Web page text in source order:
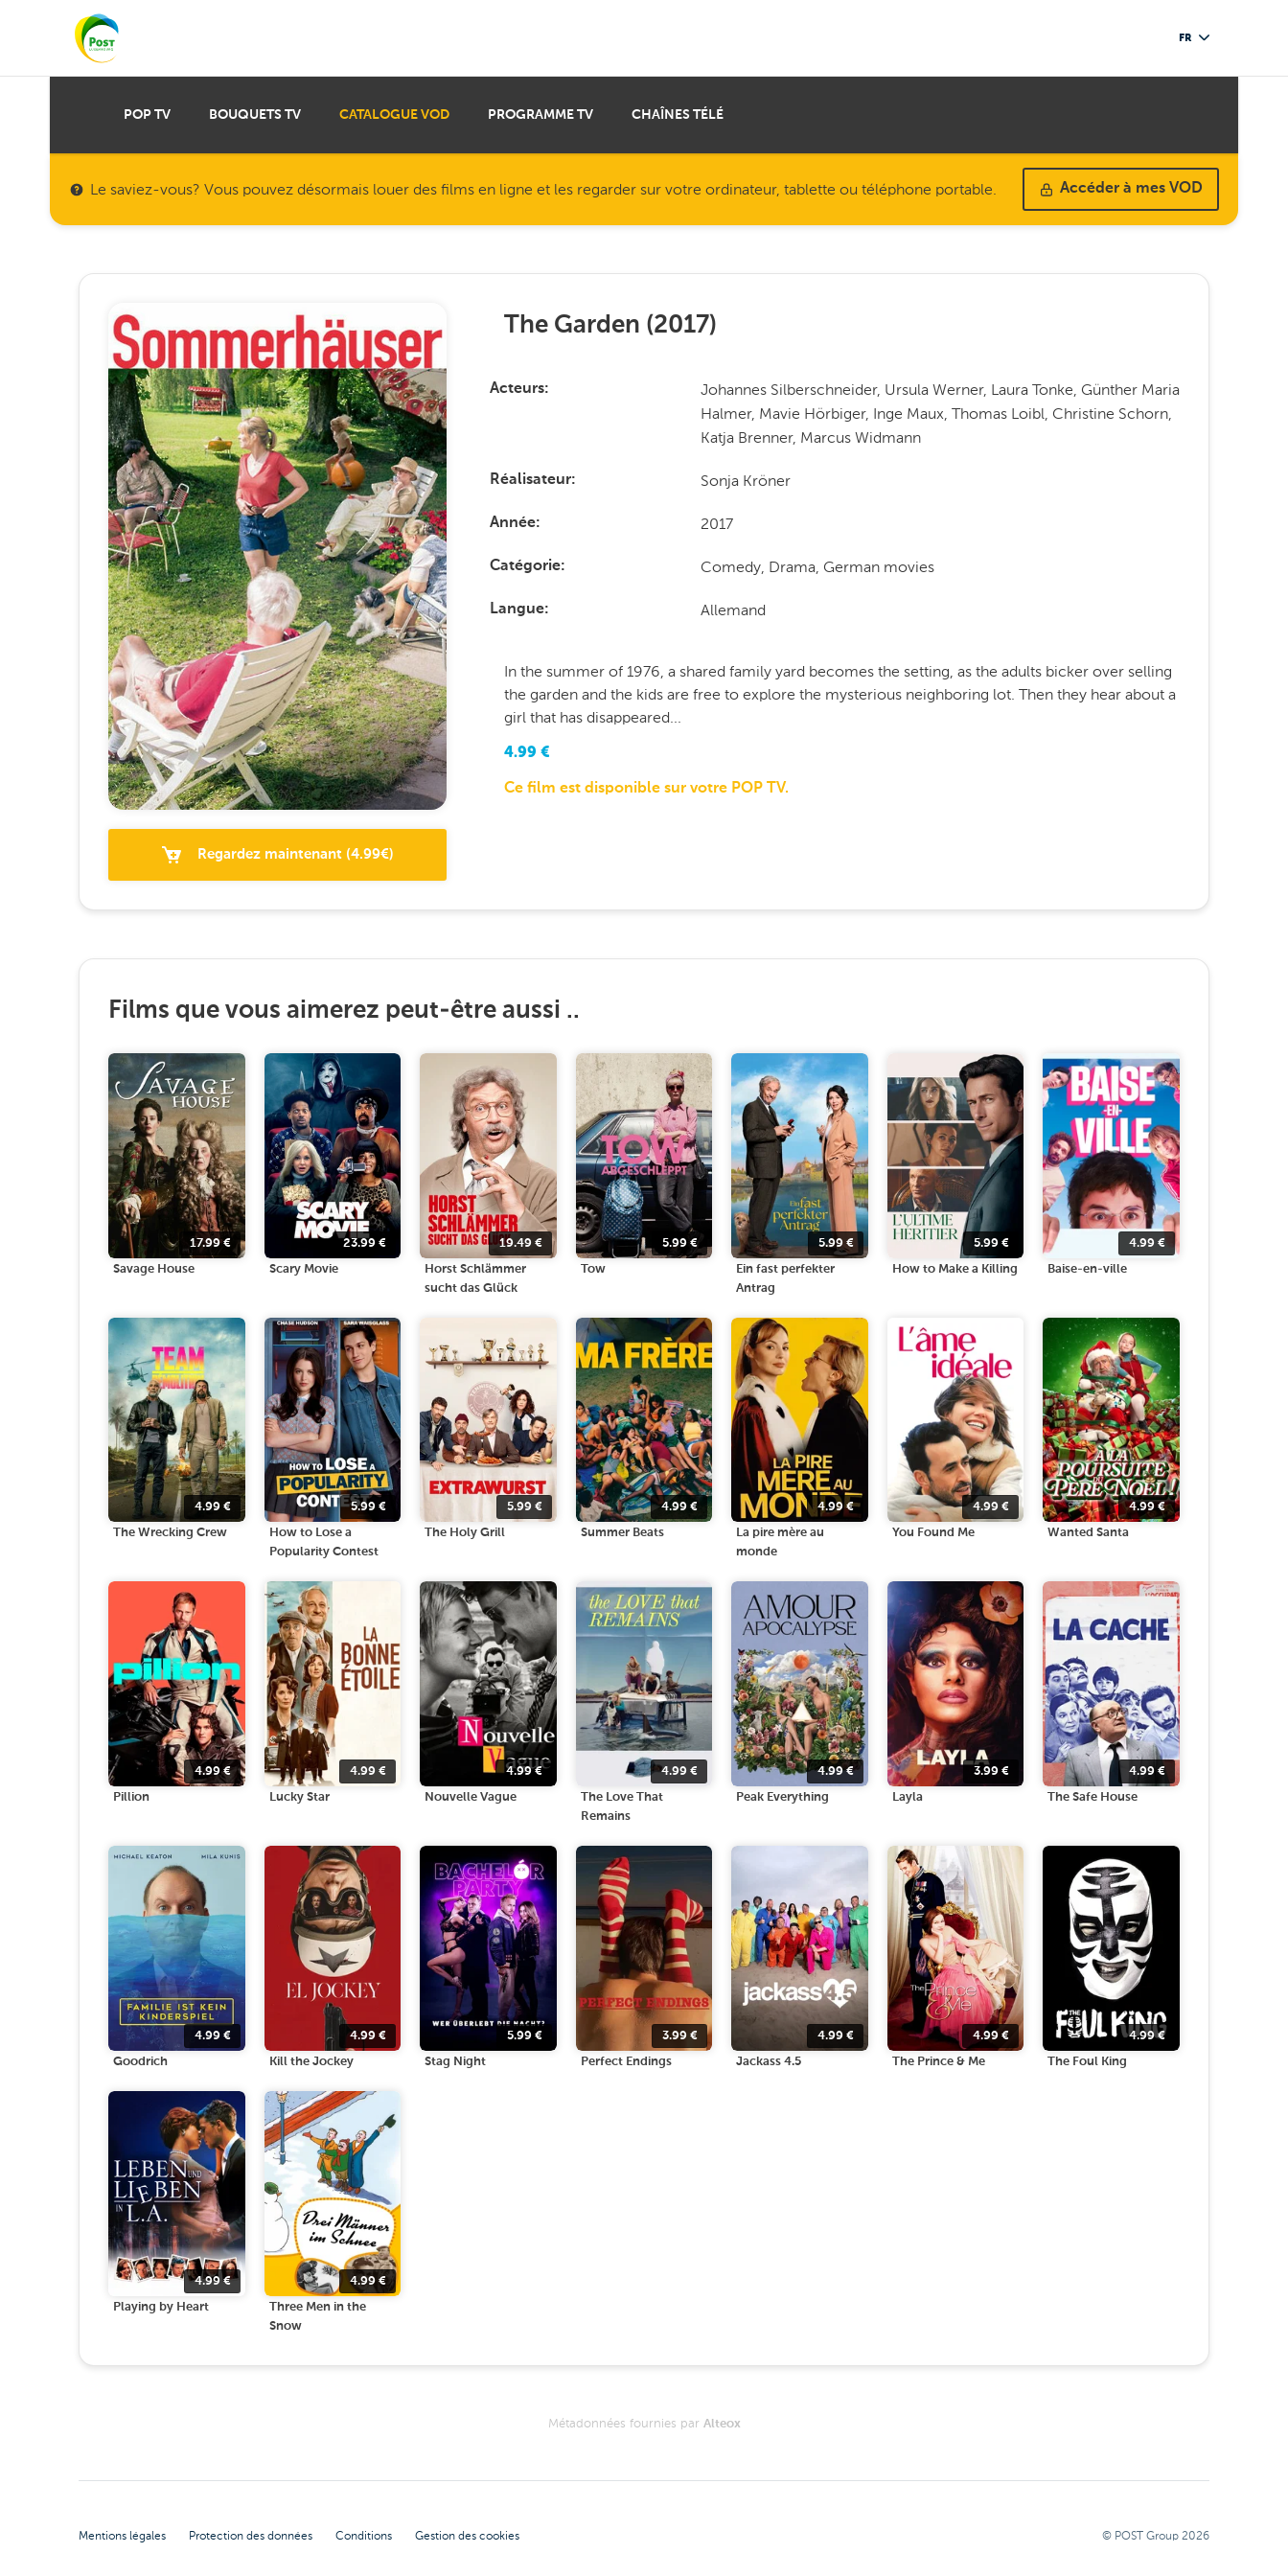
FR
POP TV BOUQUETS TV CATALOGUE VOD PROGRAMME TV CHAÎNES TÉLÉ
Le saviez-vous? Vous pouvez désormais louer des films en ligne et les regarder sur votre ordinateur, tablette ou téléphone portable. Accéder à mes VOD
Regardez maintenant (4.99€)
The Garden (2017)
Acteurs
Johannes Silberschneider, Ursula Werner, Laura Tonke, Günther Maria
Halmer, Mavie Hörbiger, Inge Maux, Thomas Loibl, Christine Schorn,
Katja Brenner, Marcus Widmann
Réalisateur Sonja Kröner
Année 2017
Catégorie Comedy, Drama, German movies
Langue Allemand
In the summer of 1976, a shared family yard becomes the setting, as the adults bicker over selling
the garden and the kids are free to explore the mysterious neighboring lot. Then they hear about a
girl that has disappeared...
4.99 €
Ce film est disponible sur votre POP TV.
Films que vous aimerez peut-être aussi ..
17.99€
Savage House
23.99 €
Scary Movie
19.49€
Horst Schlämmer
sucht das Glück
5.99 €
Tow
5.99€
Ein fast perfekter
Antrag
5.99 €
How to Make a Killing
4.99€
Baise-en-ville
4.99€
The Wrecking Crew
5.99 €
How to Lose a
Popularity Contest
5.99€
The Holy Grill
4.99 €
Summer Beats
4.99€
La pire mère au
monde
4.99 €
You Found Me
4.99€
Wanted Santa
4.99€
Pillion
4.99 €
Lucky Star
4.99€
Nouvelle Vague
4.99 €
The Love That
Remains
4.99€
Peak Everything
3.99 €
Layla
4.99€
The Safe House
4.99€
Goodrich
4.99 €
Kill the Jockey
5.99€
Stag Night
3.99 €
Perfect Endings
4.99€
Jackass 4.5
4.99 €
The Prince & Me
4.99€
The Foul King
4.99€
Playing by Heart
4.99 €
Three Men in the
Snow
Métadonnées fournies par Alteox
Mentions légales Protection des données Conditions Gestion des cookies © POST Group 2026